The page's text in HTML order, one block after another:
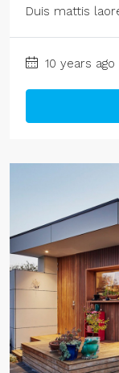
Duis mattis
10 years ago